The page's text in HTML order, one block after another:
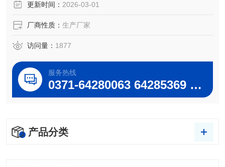
DFY-30L/60℃低温恒温磁力搅拌反应浴（巩义予华*）
更新时间： 2026-03-01
厂商性质： 生产厂家
访问量： 1877
服务热线
0371-64280063 64285369 64285222
产品分类